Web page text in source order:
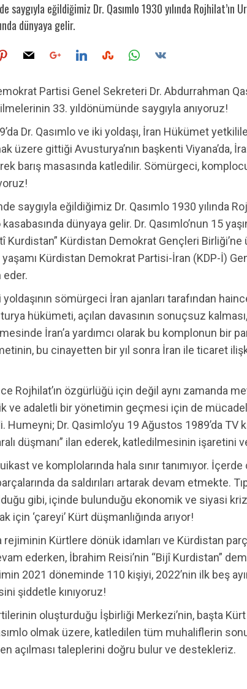
saygıyla eğildiğimiz Dr. Qasımlo 1930 yılında Rojhilat’ın
dünyaya gelir.
Partisi Genel Sekreteri Dr. Abdurrahman
33. yıldönümünde saygıyla anıyoruz!
Dr. Qasımlo ve iki yoldaşı, İran Hükümet
üzere gittiği Avusturya’nın başkenti Viyana’da,
barış masasında katledilir. Sömürgeci,
saygıyla eğildiğimiz Dr. Qasımlo 1930 yılında
dünyaya gelir. Dr. Qasımlo’nun 15
Kurdistan” Kürdistan Demokrat Gençleri Birliği’ne
Kürdistan Demokrat Partisi-İran (KDP-İ)
eder.
yoldaşının sömürgeci İran ajanları tarafından
hükümeti, açılan davasının sonuçsuz
İran’a yardımcı olarak bu komplonun bir
bu cinayetten bir yıl sonra İran ile ticaret
Rojhilat’ın özgürlüğü için değil aynı zamanda
ve adaletli bir yönetimin geçmesi için de
Humeyni; Dr. Qasimlo’yu 19 Ağustos 1989’da TV
düşmanı” ilan ederek, katledilmesinin işaretini
ve komplolarında hala sınır tanımıyor.
da saldırıları artarak devam etmekte.
gibi, içinde bulunduğu ekonomik ve siyasi
için ‘çareyi’ Kürt düşmanlığında arıyor!
Kürtlere dönük idamları ve Kürdistan
ederken, İbrahim Reisi’nin “Bijî Kurdistan”
2021 döneminde 110 kişiyi, 2022’nin ilk beş
şiddetle kınıyoruz!
oluşturduğu İşbirliği Merkezi’nin, başta Kürt
olmak üzere, katledilen tüm muhaliflerin
açılması taleplerini doğru bulur ve destekleriz.